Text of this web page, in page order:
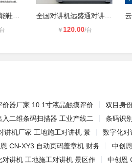
￥ 120.00/台
价器厂家 10.1寸液晶触摸评价
双目身
入二维条码扫描器 工业产线二
条码识
讲机厂家 工地施工对讲机 景
数字化对
CN-XY3 自动页码盖章机 财务
中创
对讲机 工地施工对讲机 景区作
中创恩